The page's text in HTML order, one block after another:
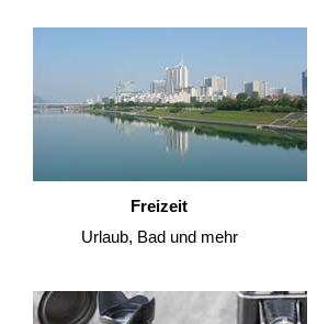
Freizeit
Urlaub, Bad und mehr